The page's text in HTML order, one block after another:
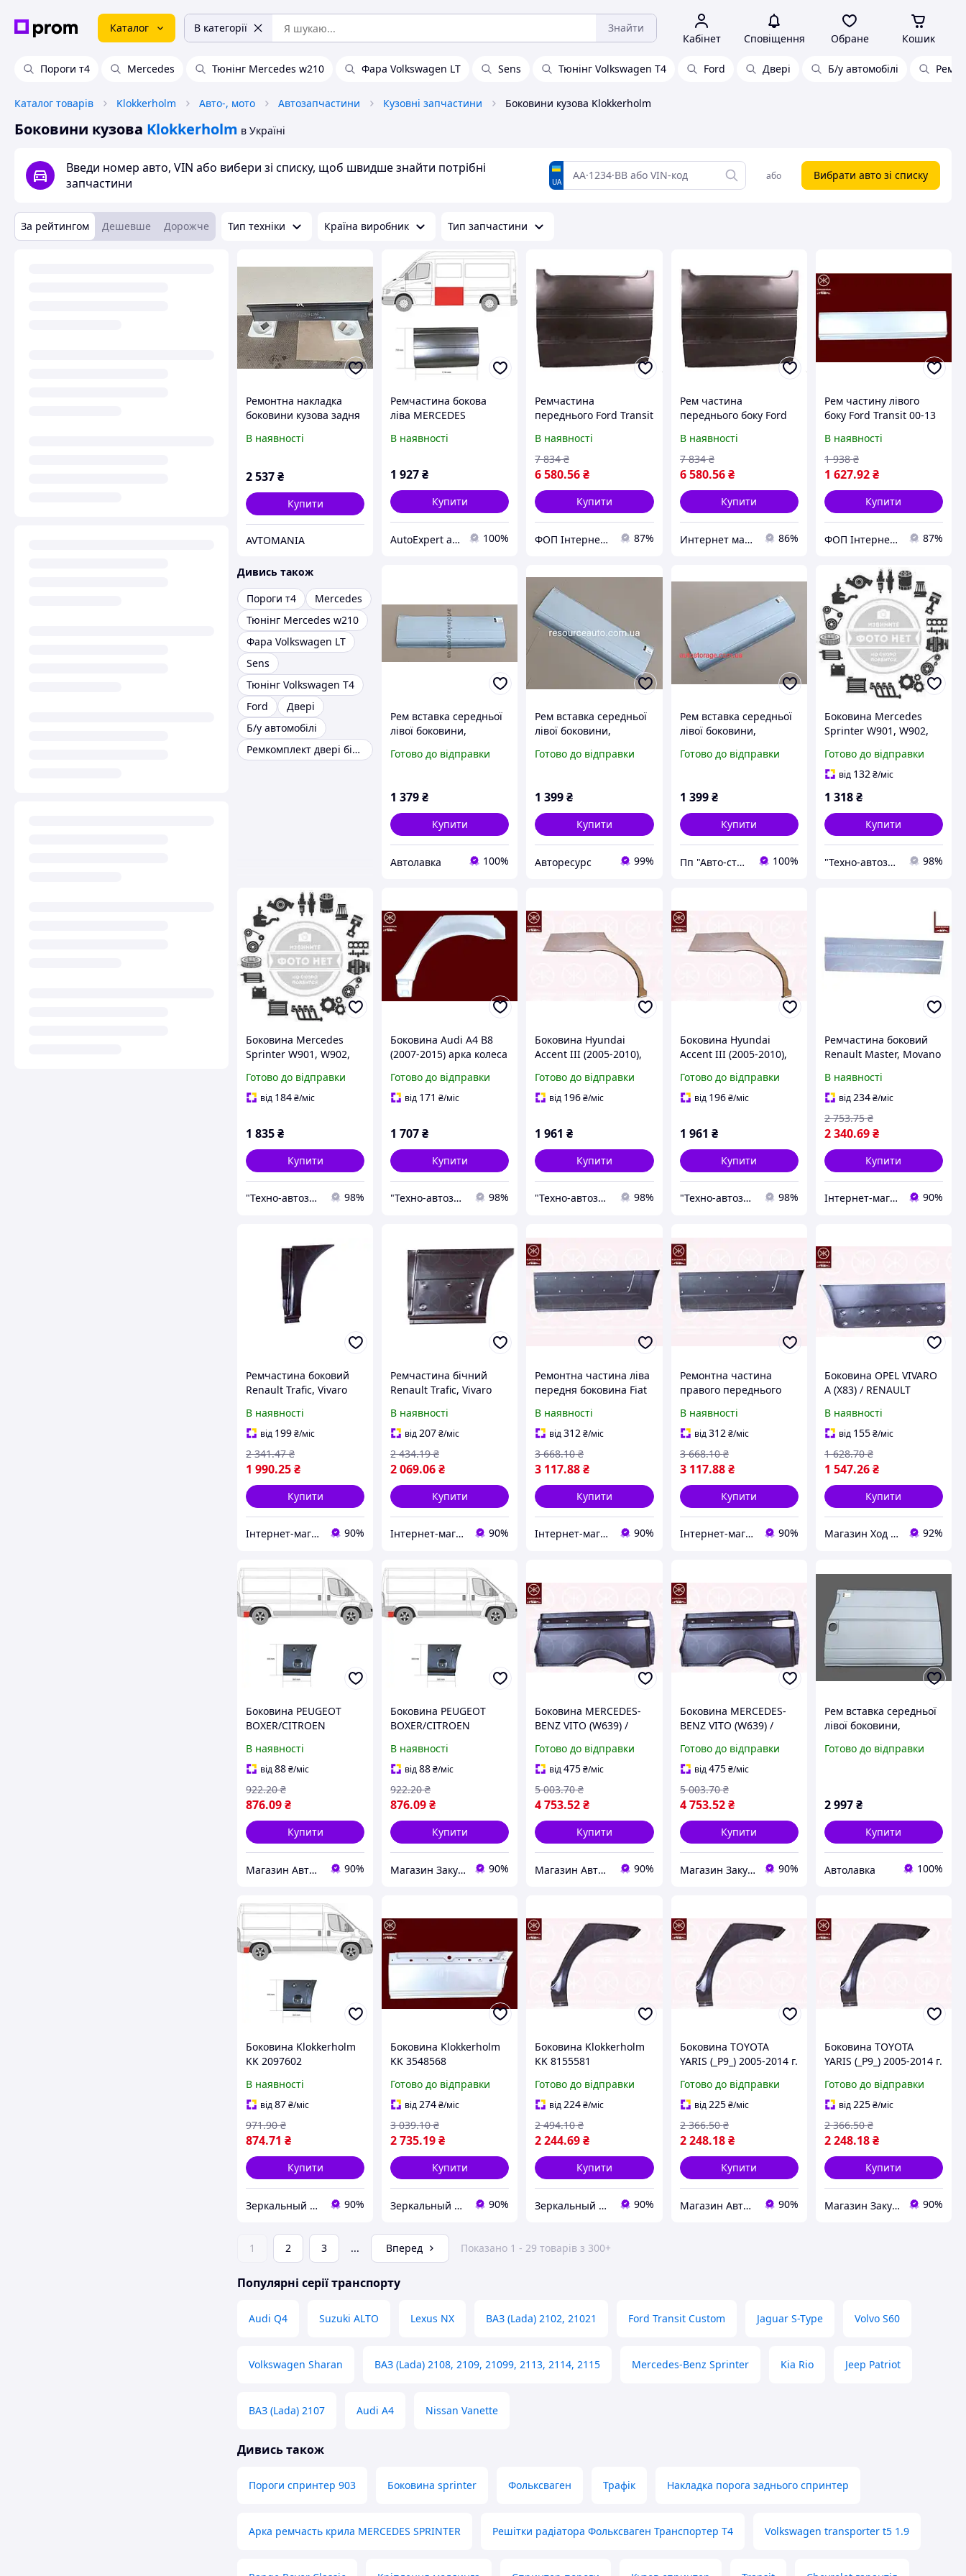
Каталог В категорії Знайти
Кабінет Сповіщення Обране Кошик
Пороги т4 Mercedes Тюнінг Mercedes w210 Фара Volkswagen LT Sens Тюнінг Volkswagen T4 Ford Двері Б/у автомобілі
Каталог товарів Klokkerholm Авто-, мото Автозапчастини Кузовні запчастини Боковини кузова Klokkerholm
Боковини кузова Klokkerholm в Україні
Введи номер авто, VIN або вибери зі списку, щоб швидше знайти потрібні
запчастини
UA або Вибрати авто зі списку
За рейтингом Дешевше Дорожче Тип техніки Країна виробник Тип запчастини
Ремонтна накладка
боковини кузова задня
Viano W639 Long (2003-
3542013
В наявності
2 537₴
Купити
AVTOMANIA
Ремчастина бокова
ліва MERCEDES
на рахунок-Наложки
В наявності
1 927₴
Купити
АutoExpert автомагазин в Вінниці 100%
Ремчастина
переднього Ford Transit
висота 106 см
В наявності
6 580.56₴
7 834 ₴
Купити
ФОП Інтернет магазин Kyzov-plus . 87%
Рем частина
переднього боку Ford
(Klokkerholm) висота
106 см
В наявності
6 580.56 ₴
7 834 ₴
Купити
Интернет магазин "КУЗОВ-ЦЕНТР" 86%
Рем частину лівого
боку Ford Transit 00-13
В наявності
1 627.92₴
1 938 ₴
Купити
ФОП Інтернет магазин Kyzov-plus . 87%
Дивись також
Пороги т4
Mercedes
Тюнінг Mercedes w210
Фара Volkswagen LT
Sens
Тюнінг Volkswagen T4
Ford
Двері
Б/у автомобілі
Ремкомплект двері бічної спринтер
Рем вставка середньої
лівої боковини,
частина, MERCEDES
Готово до відправки
1 379₴
Купити
Автолавка 100%
Рем вставка середньої
лівої боковини,
частина, MERCEDES
Готово до відправки
1 399₴
Купити
Авторесурс 99%
Рем вставка середньої
лівої боковини,
частина, MERCEDES
Готово до відправки
1 399 ₴
Купити
Пп "Авто-сток" 100%
Боковина Mercedes
Sprinter W901, W902,
(1995-2006), VW LT II
(1996-2006) задня ліва
Готово до відправки
від 132₴/міс
1 318₴
Купити
"Технo-автозапчастини" ВАЗ, ГАЗ, Daewoo, Chevrolet, ГБО 98%
Боковина Mercedes
Sprinter W901, W902,
(1995-2006), VW LT II
(1996-2006) задня
Готово до відправки
від 184₴/міс
1 835₴
Купити
"Технo-автозапчастини" ВАЗ, ГАЗ, Daewoo, Chevrolet, ГБО 98%
Боковина Audi A4 B8
(2007-2015) арка колеса
(0061581)
Готово до відправки
від 171 ₴/міс
1 707₴
Купити
"Технo-автозапчастини" ВАЗ, ГАЗ, Daewoo, Chevrolet, ГБО 98%
Боковина Hyundai
Accent III (2005-2010),
колісна арка ремонтна
панель (3278582)
Готово до відправки
від 196₴/міс
1 961 ₴
Купити
"Технo-автозапчастини" ВАЗ, ГАЗ, Daewoo, Chevrolet, ГБО 98%
Боковина Hyundai
Accent III (2005-2010),
колісна арка ремонтна
панель (3278582)
Готово до відправки
від 196 ₴/міс
1 961 ₴
Купити
"Технo-автозапчастини" ВАЗ, ГАЗ, Daewoo, Chevrolet, ГБО 98%
Ремчастина боковий
Renault Master, Movano
правий нижній, висота
35 см. KLOKKER
В наявності
від 234₴/міс
2 340.69₴
2 753.75 ₴
Купити
Інтернет-магазин Prokuzov 90%
Ремчастина боковий
Renault Trafic, Vivaro
частина) (коротка база)
KLOKKER FP5089561
В наявності
від 199₴/міс
1 990.25₴
2 341.47 ₴
Купити
Інтернет-магазин Prokuzov 90%
Ремчастина бічний
Renault Trafic, Vivaro
частина) (довга база)
KLOKKER FP5089563
В наявності
від207₴/міс
2 069.06₴
2 434.19 ₴
Купити
Інтернет-магазин Prokuzov 90%
Ремонтна частина ліва
передня боковина Fiat
Jumper, Peugeot Boxer
(2006-2014) довга база -
В наявності
від312₴/міс
3 117.88₴
3 668.10 ₴
Купити
Інтернет-магазин Prokuzov 90%
Ремонтна частина
правого переднього
Citroen Jumper, Peugeot
Boxer (2006-2014) довга
база
В наявності
від312 ₴/міс
3 117.88 ₴
3 668.10 ₴
Купити
Інтернет-магазин Prokuzov 90%
Боковина OPEL VIVARO
A (X83) / RENAULT
PRIMASTAR (X83) 2001-
2014 г.
В наявності
від 155₴/міс
1 547.26₴
1 628.70 ₴
Купити
Магазин Ход Авто 92%
Боковина PEUGEOT
BOXER/CITROEN
(250_) 2005- г.
В наявності
від88₴/міс
876.09₴
922.20 ₴
Купити
Магазин Авто Швидкість 90%
Боковина PEUGEOT
BOXER/CITROEN
(250_) 2005- г.
В наявності
від88₴/міс
876.09₴
922.20 ₴
Купити
Магазин Закупівля 90%
Боковина MERCEDES-
BENZ VITO (W639) /
(W639) 2003-2014 г.
Готово до відправки
від475₴/міс
4 753.52₴
5 003.70 ₴
Купити
Магазин Авто Швидкість 90%
Боковина MERCEDES-
BENZ VITO (W639) /
(W639) 2003-2014 г.
Готово до відправки
від475 ₴/міс
4 753.52 ₴
5 003.70 ₴
Купити
Магазин Закупівля 90%
Рем вставка середньої
лівої боковини,
VOLKSWAGEN
Транспортер Т4, 1990 -
2003 р
Готово до відправки
2 997₴
Купити
Автолавка 100%
Боковина Klokkerholm
KK 2097602
В наявності
від87₴/міс
874.71 ₴
971.90 ₴
Купити
Зеркальный элемент 90%
Боковина Klokkerholm
KK 3548568
Готово до відправки
від274₴/міс
2 735.19₴
3 039.10 ₴
Купити
Зеркальный элемент 90%
Боковина Klokkerholm
KK 8155581
Готово до відправки
від224₴/міс
2 244.69₴
2 494.10 ₴
Купити
Зеркальный элемент 90%
Боковина TOYOTA
YARIS (_P9_) 2005-2014 г.
Готово до відправки
від225 ₴/міс
2 248.18 ₴
2 366.50 ₴
Купити
Магазин Авто Швидкість 90%
Боковина TOYOTA
YARIS (_P9_) 2005-2014 г.
Готово до відправки
від225₴/міс
2 248.18₴
2 366.50 ₴
Купити
Магазин Закупівля 90%
1 2 3 ... Вперед Показано 1 - 29 товарів з 300+
Популярні серії транспорту
Audi Q4 Suzuki ALTO Lexus NX ВАЗ (Lada) 2102, 21021 Ford Transit Custom Jaguar S-Type Volvo S60
Volkswagen Sharan ВАЗ (Lada) 2108, 2109, 21099, 2113, 2114, 2115 Mercedes-Benz Sprinter Kia Rio Jeep Patriot
ВАЗ (Lada) 2107 Audi A4 Nissan Vanette
Дивись також
Пороги спринтер 903 Боковина sprinter Фольксваген Трафік Накладка порога заднього спринтер
Арка ремчасть крила MERCEDES SPRINTER Решітки радіатора Фольксваген Транспортер Т4 Volkswagen transporter t5 1.9